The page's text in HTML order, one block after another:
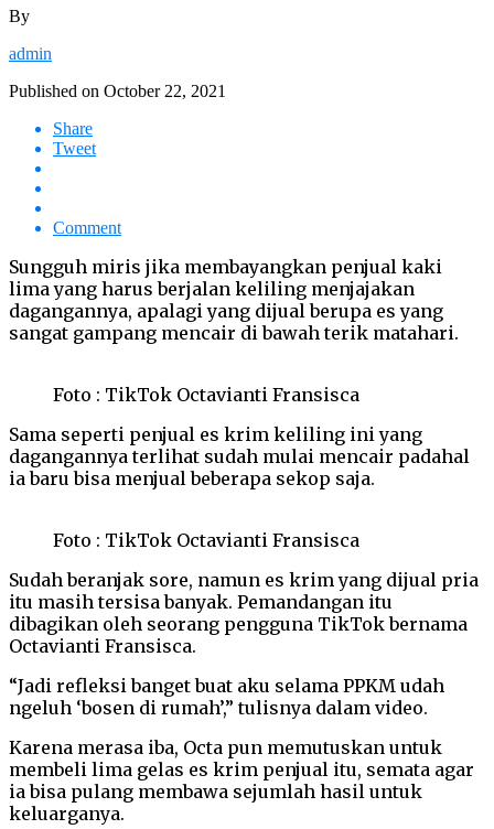
By
admin
Published on October 22, 2021
Share
Tweet
Comment
Sungguh miris jika membayangkan penjual kaki
lima yang harus berjalan keliling menjajakan
dagangannya, apalagi yang dijual berupa es yang
sangat gampang mencair di bawah terik matahari.
Foto : TikTok Octavianti Fransisca
Sama seperti penjual es krim keliling ini yang
dagangannya terlihat sudah mulai mencair padahal
ia baru bisa menjual beberapa sekop saja.
Foto : TikTok Octavianti Fransisca
Sudah beranjak sore, namun es krim yang dijual pria
itu masih tersisa banyak. Pemandangan itu
dibagikan oleh seorang pengguna TikTok bernama
Octavianti Fransisca.
“Jadi refleksi banget buat aku selama PPKM udah
ngeluh ‘bosen di rumah’,” tulisnya dalam video.
Karena merasa iba, Octa pun memutuskan untuk
membeli lima gelas es krim penjual itu, semata agar
ia bisa pulang membawa sejumlah hasil untuk
keluarganya.